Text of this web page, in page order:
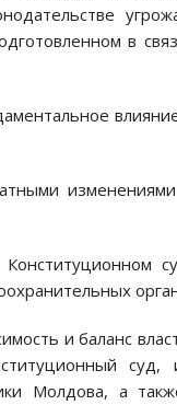
в
и баланс
суд,
Молдова, а